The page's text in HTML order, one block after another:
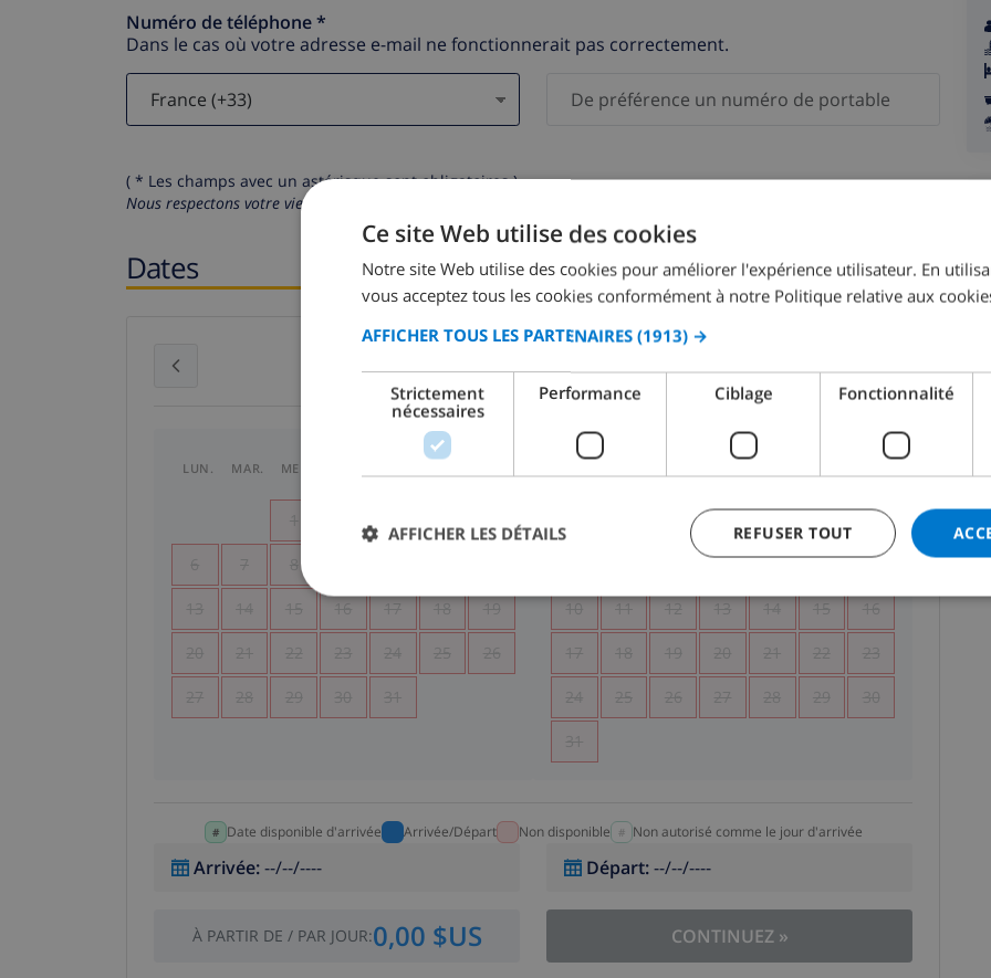
Numéro de téléphone *
Dans le cas où votre adresse e-mail ne fonctionnerait pas correctement.
( * Les champs avec un astérisque sont obligatoires )
Nous respectons votre vie privée.
Dates
juillet 2026 août 2026
LUN. MAR. MER.
1
6 7 8
13 14 15 16 17 18 19
20 21 22 23 24 25 26
27 28 29 30 31
6 7 8 9
10 11 12 13 14 15 16
17 18 19 20 21 22 23
24 25 26 27 28 29 30
31
Date disponible d'arrivée Arrivée/Départ Non disponible Non autorisé comme le jour d'arrivée
Arrivée:--/--/---- Départ:--/--/----
À PARTIR DE / PAR JOUR:0,00 $US CONTINUEZ»
Ce site Web utilise des cookies
Notre site Web utilise des cookies pour améliorer l'expérience utilisateur. En
vous acceptez tous les cookies conformément à notre Politique relative aux
AFFICHER TOUS LES PARTENAIRES (1913) →
Strictement
nécessaires
Performance Ciblage Fonctionnalité
REFUSER TOUT
AFFICHER LES DÉTAILS